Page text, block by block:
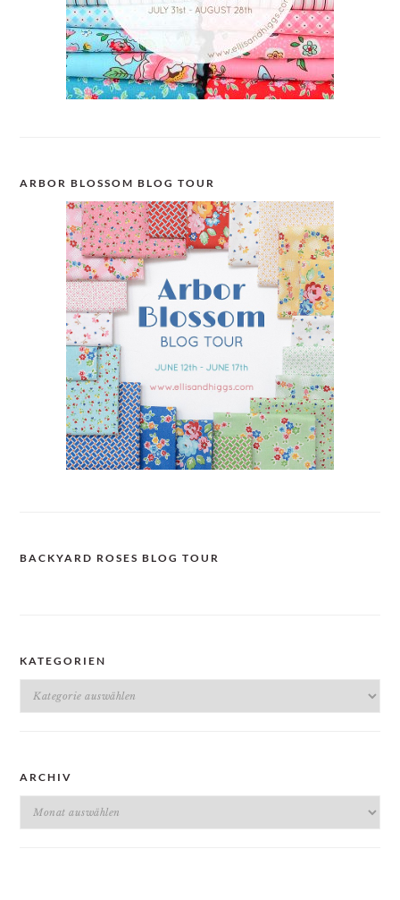
ARBOR BLOSSOM BLOG TOUR
BACKYARD ROSES BLOG TOUR
KATEGORIEN
Kategorien
ARCHIV
Archiv